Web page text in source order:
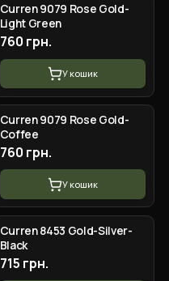
Сurren 9079 Rose Gold-
Light Green
760 грн.
У кошик
Сurren 9079 Rose Gold-
Coffee
760 грн.
У кошик
Curren 8453 Gold-Silver-
Black
715 грн.